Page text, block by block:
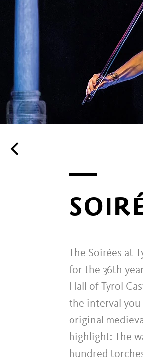
The Soirées at
for the 36th
Hall of Tyrol
the interval you
original
highlight: The
hundred